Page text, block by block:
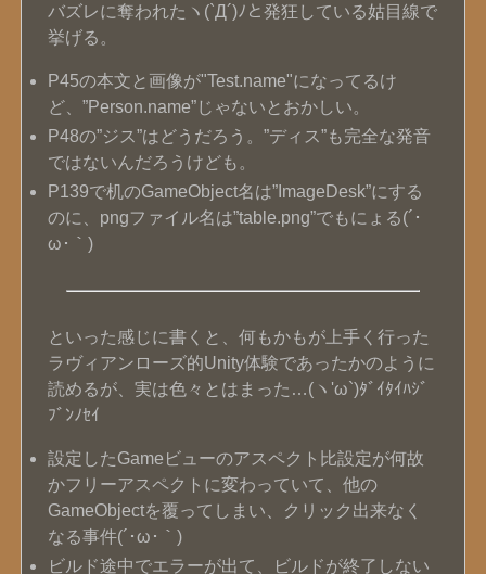
バズレに奪われたヽ(`Д´)ﾉと発狂している姑目線で
挙げる。
P45の本文と画像が"Test.name"になってるけ
ど、”Person.name”じゃないとおかしい。
P48の”ジス”はどうだろう。”ディス”も完全な発音
ではないんだろうけども。
P139で机のGameObject名は”ImageDesk”にする
のに、pngファイル名は”table.png”でもにょる(´･
ω･｀)
といった感じに書くと、何もかもが上手く行った
ラヴィアンローズ的Unity体験であったかのように
読めるが、実は色々とはまった…(ヽ'ω`)ﾀﾞｲﾀｲﾊｼﾞ
ﾌﾞﾝﾉｾｲ
設定したGameビューのアスペクト比設定が何故
かフリーアスペクトに変わっていて、他の
GameObjectを覆ってしまい、クリック出来なく
なる事件(´･ω･｀)
ビルド途中でエラーが出て、ビルドが終了しない